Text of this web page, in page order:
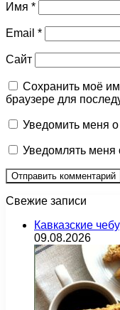
Имя *
Email *
Сайт
Сохранить моё
браузере для
Уведомить меня
Уведомлять меня
Свежие записи
Кавказские
09.08.2026